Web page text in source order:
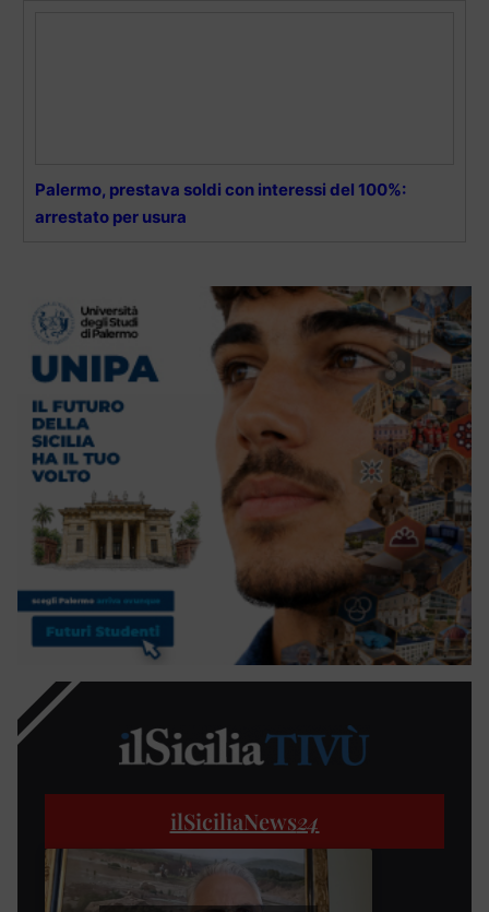
Palermo, prestava soldi con interessi del 100%:
arrestato per usura
ilSiciliaNews24